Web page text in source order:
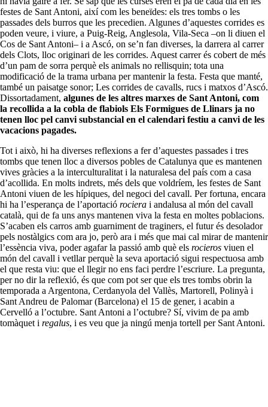
festes de Sant Antoni, així com les beneïdes: els tres tombs o les
passades dels burros que les precedien. Algunes d’aquestes corrides es
poden veure, i viure, a Puig-Reig, Anglesola, Vila-Seca –on li diuen el
Cos de Sant Antoni– i a Ascó, on se’n fan diverses, la darrera al carrer
dels Clots, lloc originari de les corrides. Aquest carrer és cobert de més
d’un pam de sorra perquè els animals no rellisquin; tota una
modificació de la trama urbana per mantenir la festa. Festa que manté,
també un paisatge sonor; Les corrides de cavalls, rucs i matxos d’Ascó.
Dissortadament, algunes de les altres marxes de Sant Antoni, com
la recollida a la cobla de flabiols Els Formigues de Llinars ja no
tenen lloc pel canvi substancial en el calendari festiu a canvi de les
vacacions pagades.
Tot i això, hi ha diverses reflexions a fer d’aquestes passades i tres
tombs que tenen lloc a diversos pobles de Catalunya que es mantenen
vives gràcies a la interculturalitat i la naturalesa del país com a casa
d’acollida. En molts indrets, més dels que voldríem, les festes de Sant
Antoni viuen de les hípiques, del negoci del cavall. Per fortuna, encara
hi ha l’esperança de l’aportació rociera i andalusa al món del cavall
català, qui de fa uns anys mantenen viva la festa en moltes poblacions.
S’acaben els carros amb guarniment de traginers, el futur és desolador
pels nostàlgics com ara jo, però ara i més que mai cal mirar de mantenir
l’essència viva, poder agafar la passió amb què els rocieros viuen el
món del cavall i vetllar perquè la seva aportació sigui respectuosa amb
el que resta viu: que el llegir no ens faci perdre l’escriure. La pregunta,
per no dir la reflexió, és que com pot ser que els tres tombs obrin la
temporada a Argentona, Cerdanyola del Vallès, Martorell, Polinyà i
Sant Andreu de Palomar (Barcelona) el 15 de gener, i acabin a
Cervelló a l’octubre. Sant Antoni a l’octubre? Sí, vivim de pa amb
tomàquet i regalus, i es veu que ja ningú menja tortell per Sant Antoni.